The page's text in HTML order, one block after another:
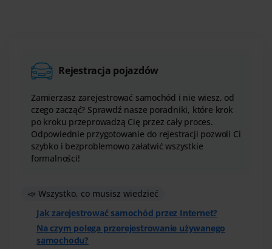
Rejestracja pojazdów
Zamierzasz zarejestrować samochód i nie wiesz, od
czego zacząć? Sprawdź nasze poradniki, które krok
po kroku przeprowadzą Cię przez cały proces.
Odpowiednie przygotowanie do rejestracji pozwoli Ci
szybko i bezproblemowo załatwić wszystkie
formalności!
📣 Wszystko, co musisz wiedzieć
Jak zarejestrować samochód przez Internet?
Na czym polega przerejestrowanie używanego
samochodu?